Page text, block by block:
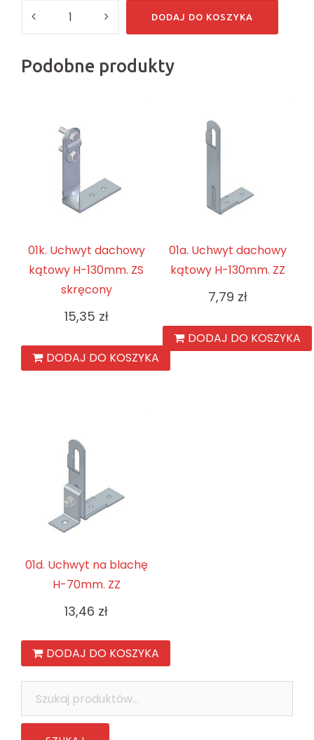
DODAJ DO KOSZYKA
Podobne produkty
01k. Uchwyt dachowy
kątowy H-130mm. ZS
skręcony
15,35 zł
DODAJ DO KOSZYKA
01a. Uchwyt dachowy
kątowy H-130mm. ZZ
7,79 zł
DODAJ DO KOSZYKA
01d. Uchwyt na blachę
H-70mm. ZZ
13,46 zł
DODAJ DO KOSZYKA